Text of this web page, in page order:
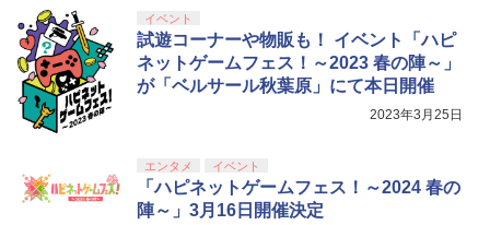
5
ニンテンドープリペイド番号 5000円|オ
ンラインコード版
￥10,737
5
【純正品】DualSense ワイヤレスコン
5
【国内正規品】Thrustmaster スラスト
マスター TH8S シフター - PC、PS4、P
S5、PS5 Pro、Xbox One、Xbox Serie
s X|S 対応の高精度 H パターン シフター
4
劇場版「鬼滅の刃」無限城編 第一章 猗
窩座再来 完全生産限定版 [Blu-ray]
￥8,698
5
『映画 ラブライブ！蓮ノ空女学院スクー
ルアイドルクラブ Bloom Garden Part
y』Blu-ray（特装限定版）
イベント
試遊コーナーや物販も！ イベント「ハピ
ネットゲームフェス！～2023 春の陣～」
が「ベルサール秋葉原」にて本日開催
2023年3月25日
エンタメ イベント
「ハピネットゲームフェス！～2024 春の
陣～」3月16日開催決定